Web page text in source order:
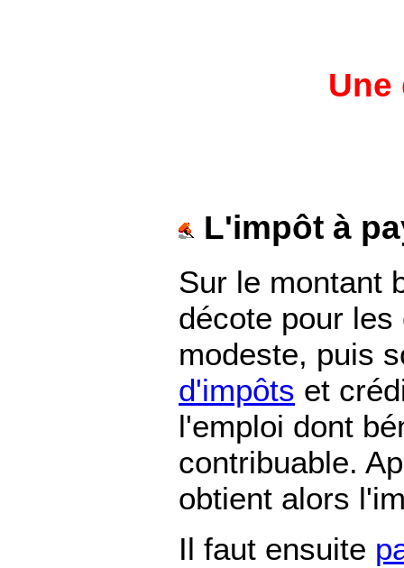
L'impôt à
Sur le montant
décote pour
modeste, puis
d'impôts et
l'emploi dont
contribuable.
obtient alors
Il faut ensuite